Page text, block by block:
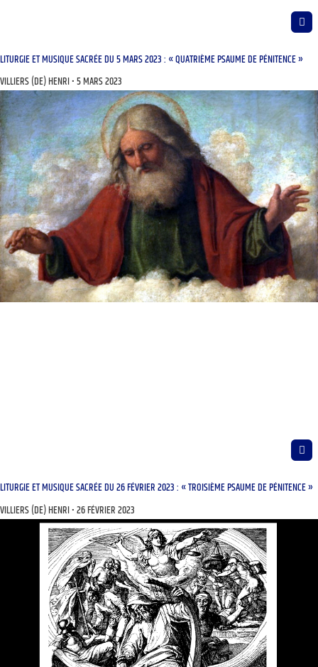
LITURGIE ET MUSIQUE SACRÉE DU 5 MARS 2023 : « QUATRIÈME PSAUME DE PÉNITENCE »
VILLIERS (DE) HENRI 5 MARS 2023
LITURGIE ET MUSIQUE SACRÉE DU 26 FÉVRIER 2023 : « TROISIÈME PSAUME DE PÉNITENCE »
VILLIERS (DE) HENRI 26 FÉVRIER 2023